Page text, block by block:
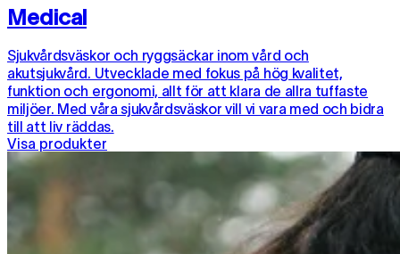
Medical
Sjukvårdsväskor och ryggsäckar inom vård och
akutsjukvård. Utvecklade med fokus på hög kvalitet,
funktion och ergonomi, allt för att klara de allra tuffaste
miljöer. Med våra sjukvårdsväskor vill vi vara med och bidra
till att liv räddas.
Visa produkter